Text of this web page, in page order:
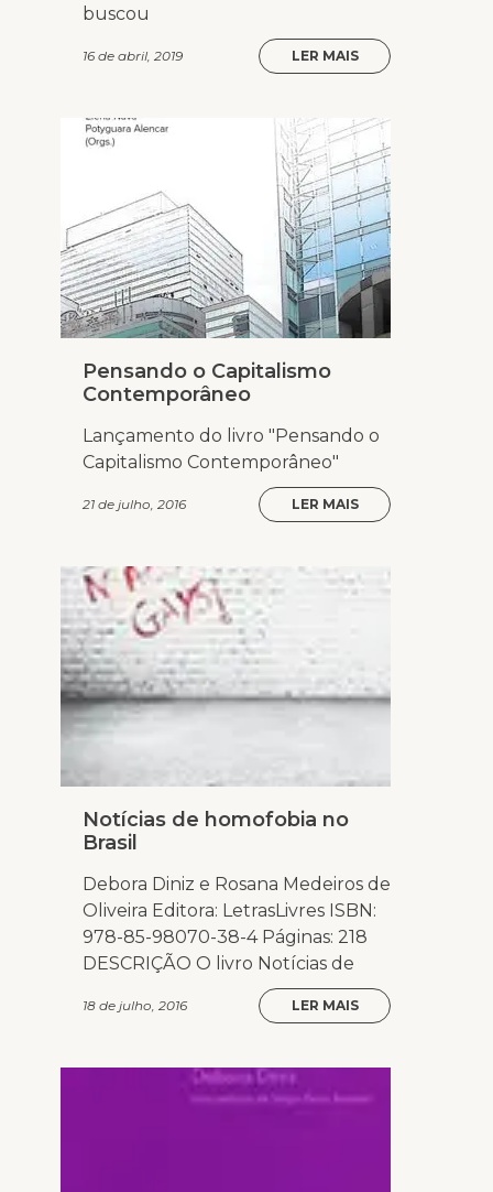
buscou
16 de abril, 2019 LER MAIS
Pensando o Capitalismo
Contemporâneo
Lançamento do livro "Pensando o
Capitalismo Contemporâneo"
21 de julho, 2016 LER MAIS
Notícias de homofobia no
Brasil
Debora Diniz e Rosana Medeiros de
Oliveira Editora: LetrasLivres ISBN:
978-85-98070-38-4 Páginas: 218
DESCRIÇÃO O livro Notícias de
18 de julho, 2016 LER MAIS